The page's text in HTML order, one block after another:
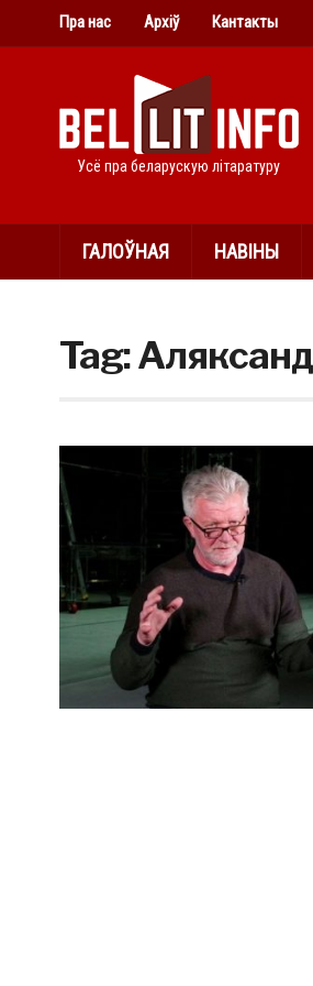
Пра нас Архіў Кантакты
Усё пра беларускую літаратуру
ГАЛОЎНАЯ НАВІНЫ
Tag: